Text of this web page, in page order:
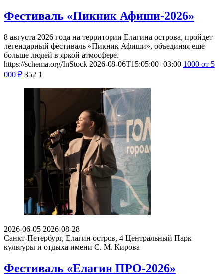
Фестиваль «Пикник Афиши-2026»
8 августа 2026 года на территории Елагина острова, пройдет
легендарный фестиваль «Пикник Афиши», объединяя еще
больше людей в яркой атмосфере.
https://schema.org/InStock 2026-08-06T15:05:00+03:00 1000 от 5
000 ₽ 352 1
2026-06-05 2026-08-28
Санкт-Петербург, Елагин остров, 4 Центральный Парк
культуры и отдыха имени С. М. Кирова
Фестиваль «Елагин ПРО-2026»